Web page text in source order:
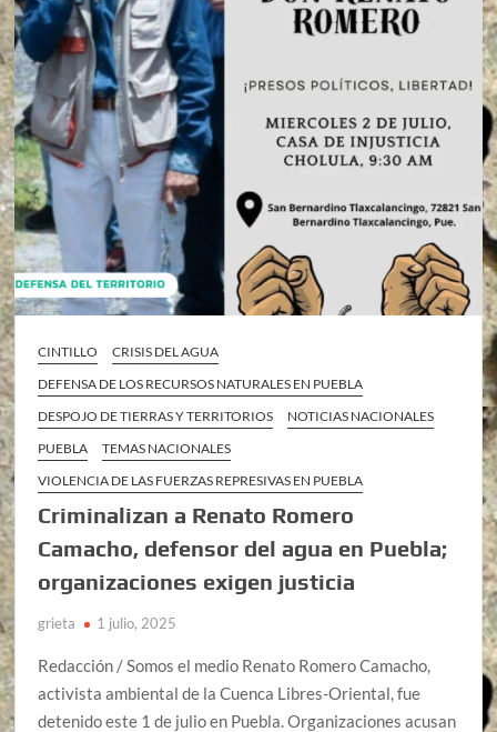
CINTILLO
CRISIS DEL AGUA
DEFENSA DE LOS RECURSOS NATURALES EN PUEBLA
DESPOJO DE TIERRAS Y TERRITORIOS
NOTICIAS NACIONALES
PUEBLA
TEMAS NACIONALES
VIOLENCIA DE LAS FUERZAS REPRESIVAS EN PUEBLA
Criminalizan a Renato Romero
Camacho, defensor del agua en Puebla;
organizaciones exigen justicia
grieta 1 julio, 2025
Redacción / Somos el medio Renato Romero Camacho,
activista ambiental de la Cuenca Libres-Oriental, fue
detenido este 1 de julio en Puebla. Organizaciones acusan